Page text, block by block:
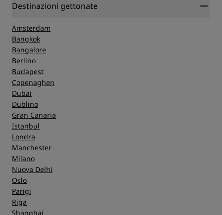
responsibility/health-safety
Destinazioni gettonate
Amsterdam
Bangkok
Bangalore
Berlino
Budapest
Copenaghen
Dubai
Dublino
Gran Canaria
Istanbul
Londra
Manchester
Milano
Nuova Delhi
Oslo
Parigi
Riga
Shanghai